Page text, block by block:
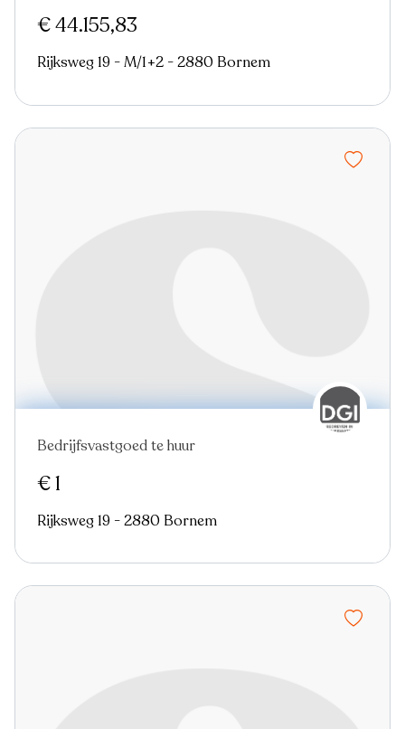
€ 44.155,83
Rijksweg 19 - M/1+2 - 2880 Bornem
Bedrijfsvastgoed te huur
€ 1
Rijksweg 19 - 2880 Bornem